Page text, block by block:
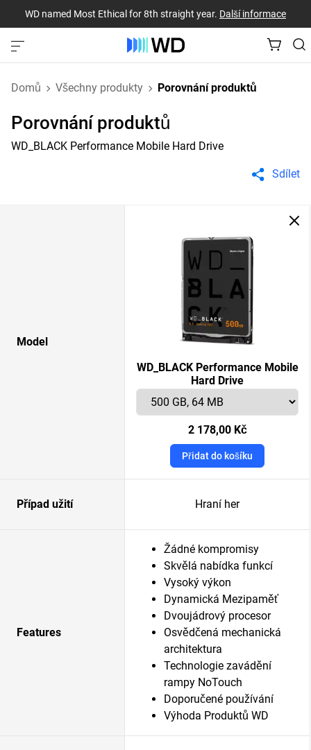
WD named Most Ethical for 8th straight year. Další informace
Domů Všechny produkty Porovnání produktů
Porovnání produktů
WD_BLACK Performance Mobile Hard Drive
Sdílet
Model
WD_BLACK Performance Mobile
Hard Drive
2 178,00 Kč
Přidat do košíku
Případ užití Hraní her
Features
Žádné kompromisy
Skvělá nabídka funkcí
Vysoký výkon
Dynamická Mezipaměť
Dvoujádrový procesor
Osvědčená mechanická
architektura
Technologie zavádění
rampy NoTouch
Doporučené používání
Výhoda Produktů WD